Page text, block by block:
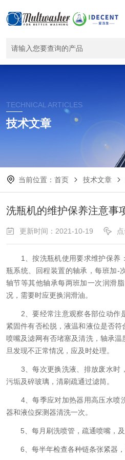
TECHNICAL ARTICLES
技术文章
当前位置： 首页 技术文章
洗瓶机的维护保养注意事
更新时间：2021-10-19
1、按洗瓶机使用要求维护保养
瓶系统、回程装置的轴承，每班加-
轴节等其他轴承每两班加一次润滑
况，需要时应更换润滑油。
2、要经常注意观察各部位动作
紧固件有否松脱，液温和液位是否符
喷嘴及滤网有否堵塞及清洗，轴承
旦发现不正常情况，应及时处理。
3、每次更换洗液、排放废水时
污垢及碎玻璃，清刷疏通过滤筒。
4、每季应对加热器用高压水喷
器和液位探测器清洗一次。
5、每月刷洗喷管，疏通喷嘴，及
6、每半年检查各种链条张紧器，